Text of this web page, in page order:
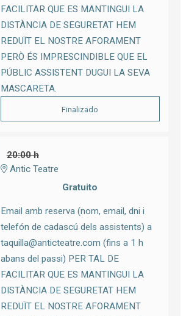
FACILITAR QUE ES MANTINGUI LA
DISTÀNCIA DE SEGURETAT HEM
REDUÏT EL NOSTRE AFORAMENT
PERÒ ÉS IMPRESCINDIBLE QUE EL
PÚBLIC ASSISTENT DUGUI LA SEVA
MASCARETA.
Finalizado
20:00 h
Antic Teatre
Gratuito
Email amb reserva (nom, email, dni i
telefón de cadascú dels assistents) a
taquilla@anticteatre.com (fins a 1 h
abans del passi) PER TAL DE
FACILITAR QUE ES MANTINGUI LA
DISTÀNCIA DE SEGURETAT HEM
REDUÏT EL NOSTRE AFORAMENT